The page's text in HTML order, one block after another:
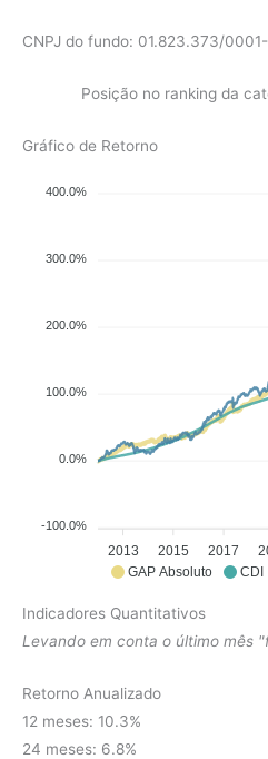
CNPJ do fundo: 01.823.373/
Posição no ranking da
Gráfico de Retorno
GAP Absoluto CDI
400.0%
300.0%
200.0%
100.0%
0.0%
-100.0%
2013 2015 2017
Indicadores Quantitativos
Levando em conta o último mês
Retorno Anualizado
12 meses: 10.3%
24 meses: 6.8%